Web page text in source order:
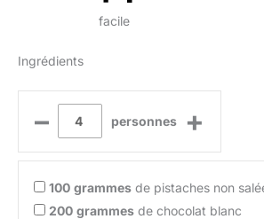
facile
Ingrédients
– personnes +
100 grammes de pistaches non
200 grammes de chocolat blanc